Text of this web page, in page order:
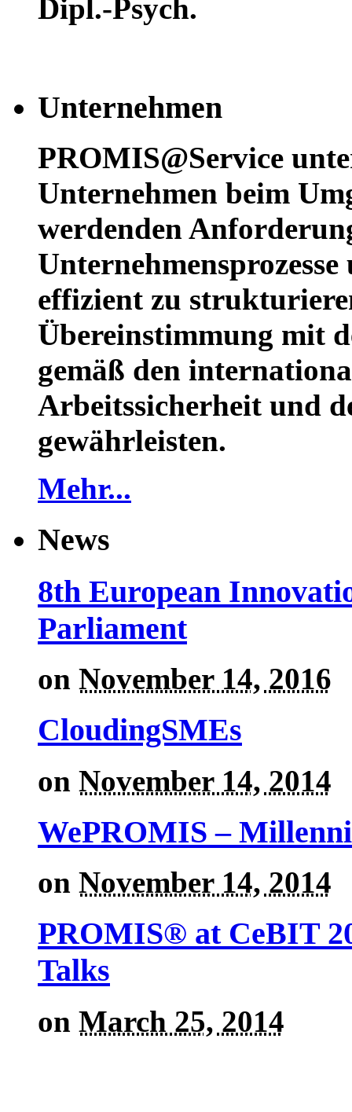
Dipl.-Psych.
Unternehmen
PROMIS@Service
Unternehmen beim
werdenden
effizient zu
Übereinstimmung mit
gemäß den
Arbeitssicherheit und
gewährleisten.
Mehr...
News
8th European
Parliament
on November 14, 2016
CloudingSMEs
on November 14, 2014
WePROMIS –
on November 14, 2014
PROMIS® at CeBIT
Talks
on March 25, 2014